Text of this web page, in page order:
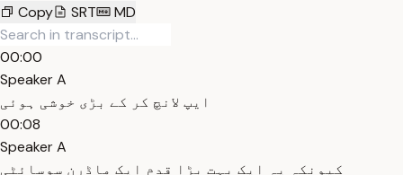
Copy
SRT MD
00:00
Speaker A
ایپ لانچ کر کے بڑی خوشی ہوئی
00:08
Speaker A
کیونکہ یہ ایک بہت بڑا قدم ایک ماڈرن سوسائٹی